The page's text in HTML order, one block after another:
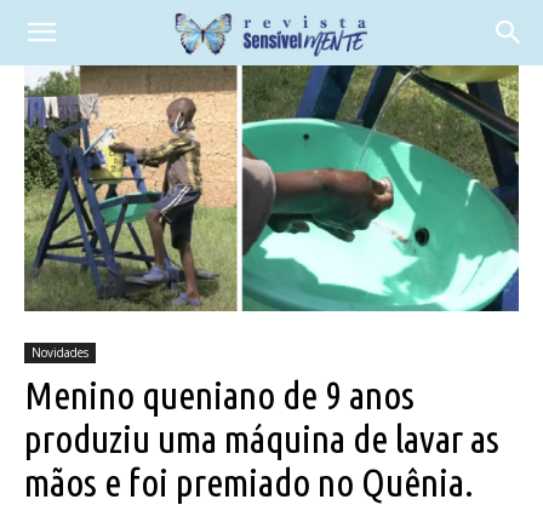
Novidades
Menino queniano de 9 anos
produziu uma máquina de lavar as
mãos e foi premiado no Quênia.